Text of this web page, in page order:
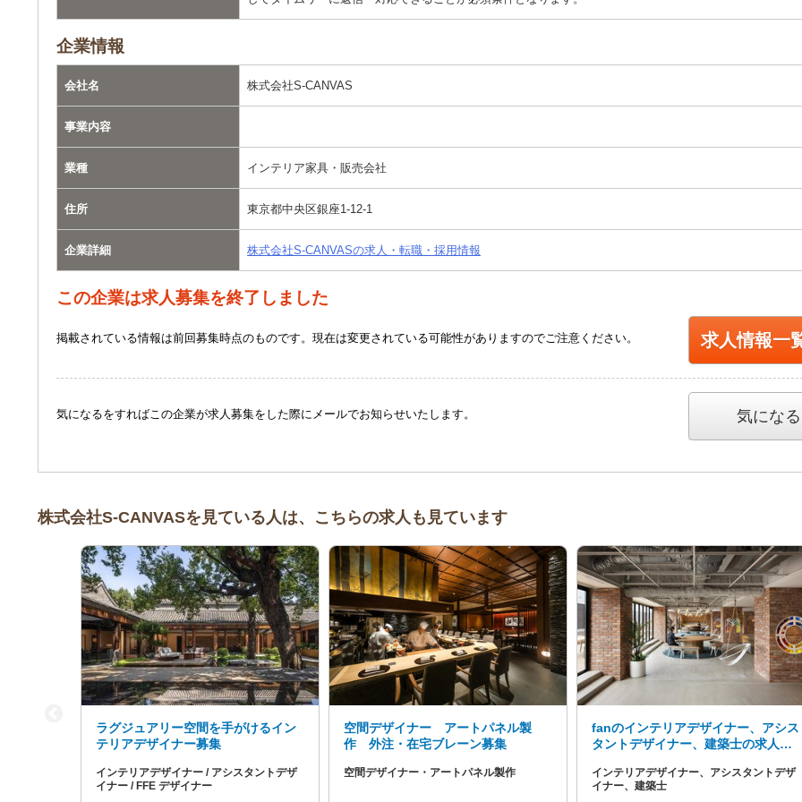
企業情報
会社名 株式会社S-CANVAS
事業内容
業種 インテリア家具・販売会社
住所 東京都中央区銀座1-12-1
企業詳細 株式会社S-CANVASの求人・転職・採用情報
この企業は求人募集を終了しました
掲載されている情報は前回募集時点のものです。現在は変更されている可能性がありますのでご注意ください。 求人情報一
気になるをすればこの企業が求人募集をした際にメールでお知らせいたします。 気になる
株式会社S-CANVASを見ている人は、こちらの求人も見ています
ラグジュアリー空間を手がけるイン
テリアデザイナー募集
インテリアデザイナー / アシスタントデザ
イナー / FFE デザイナー
空間デザイナー アートパネル製
作 外注・在宅ブレーン募集
空間デザイナー・アートパネル製作
fanのインテリアデザイナー、アシス
タントデザイナー、建築士の求人募
インテリアデザイナー、アシスタントデザ
イナー、建築士